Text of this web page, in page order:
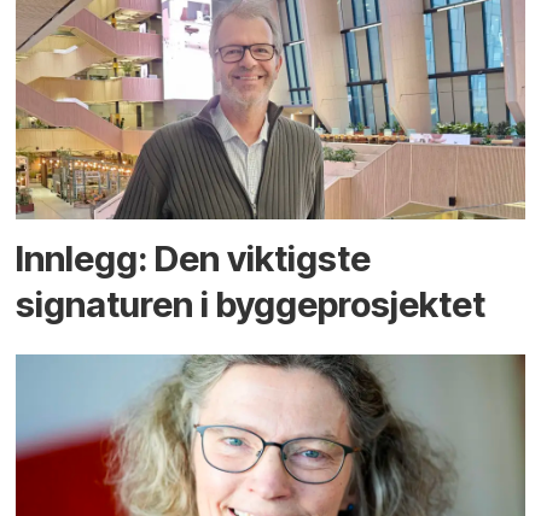
Innlegg: Den viktigste
signaturen i bygge­­prosjektet